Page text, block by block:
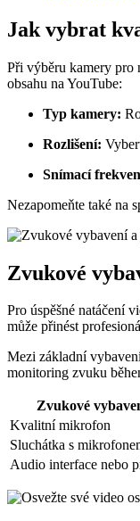
Jak vybrat
Při výběru kamery pro
obsahu na YouTube:
Typ kamery:
Rozlišení:
Snímací
Nezapomeňte také na
Zvukové
Pro úspěšné natáčení
může přinést
Mezi základní
monitoring zvuku
Zvukové
Kvalitní mikrofon
Sluchátka s
Audio interface nebo